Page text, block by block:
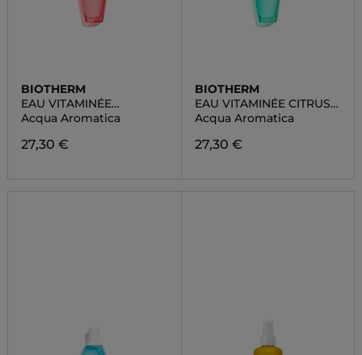
BIOTHERM
EAU VITAMINÉE
PULSATION BERRY
Acqua Aromatica
27,30 €
BIOTHERM
EAU VITAMINÉE CITRUS
TONIC
Acqua Aromatica
27,30 €